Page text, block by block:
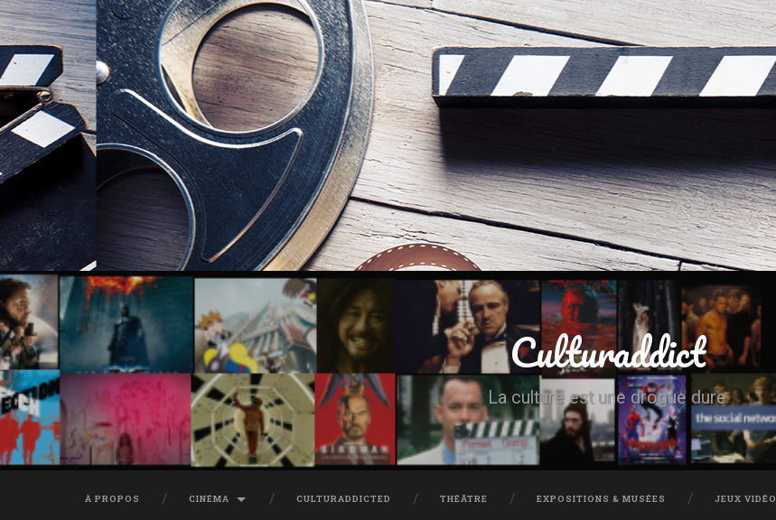
Culturaddict
La culture est une drogue dure
À PROPOS CINÉMA CULTURADDICTED THÉÂTRE EXPOSITIONS & MUSÉES JEUX VIDÉO